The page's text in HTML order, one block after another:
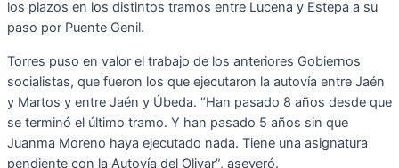
los plazos en los distintos tramos entre Lucena y Estepa a su
paso por Puente Genil.
Torres puso en valor el trabajo de los anteriores Gobiernos
socialistas, que fueron los que ejecutaron la autovía entre Jaén
y Martos y entre Jaén y Úbeda. “Han pasado 8 años desde que
se terminó el último tramo. Y han pasado 5 años sin que
Juanma Moreno haya ejecutado nada. Tiene una asignatura
pendiente con la Autovía del Olivar”, aseveró.